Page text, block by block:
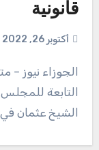
قانونية
أكتوبر 26, 2022
التابعة للمجلس
الشيخ عثمان